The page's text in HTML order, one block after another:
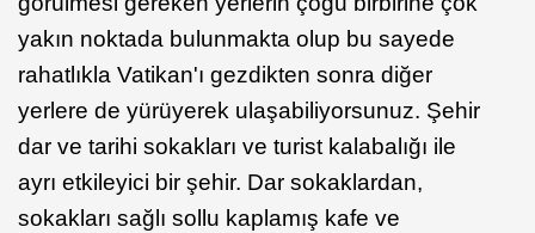
yakın noktada bulunmakta olup bu sayede
rahatlıkla Vatikan'ı gezdikten sonra diğer
yerlere de yürüyerek ulaşabiliyorsunuz. Şehir
dar ve tarihi sokakları ve turist kalabalığı ile
ayrı etkileyici bir şehir. Dar sokaklardan,
sokakları sağlı sollu kaplamış kafe ve